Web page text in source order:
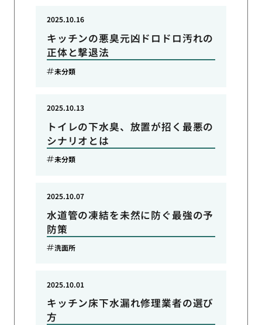
キッチンの悪臭元凶ドロドロ汚れの
正体と撃退法
2025.10.16
未分類
トイレの下水臭、放置が招く最悪の
シナリオとは
2025.10.13
未分類
水道管の凍結を未然に防ぐ最強の予
防策
2025.10.07
洗面所
キッチン床下水漏れ修理業者の選び
方
2025.10.01